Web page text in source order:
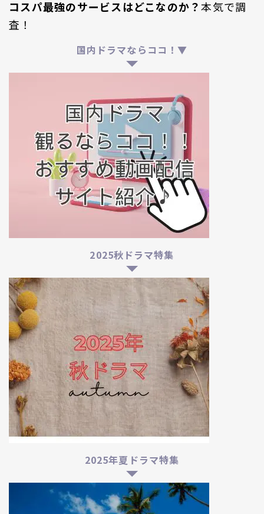
コスパ最強のサービスはどこなのか？本気で調
査！
国内ドラマならココ！▼
2025秋ドラマ特集
2025年夏ドラマ特集